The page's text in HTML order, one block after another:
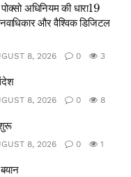
अधिनियम की धारा19
और वैश्विक डिजिटल
8, 2026 0 3
8, 2026 0 8
8, 2026 0 1